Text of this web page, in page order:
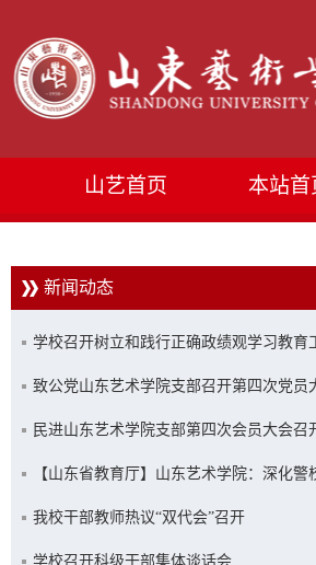
山艺首页 本站首
新闻动态
学校召开树立和践行正确政绩观学习教育
进会
致公党山东艺术学院支部召开第四次党员
民进山东艺术学院支部第四次会员大会召
【山东省教育厅】山东艺术学院：深化警
共治 筑牢平安校园防线
我校干部教师热议“双代会”召开
学校召开科级干部集体谈话会